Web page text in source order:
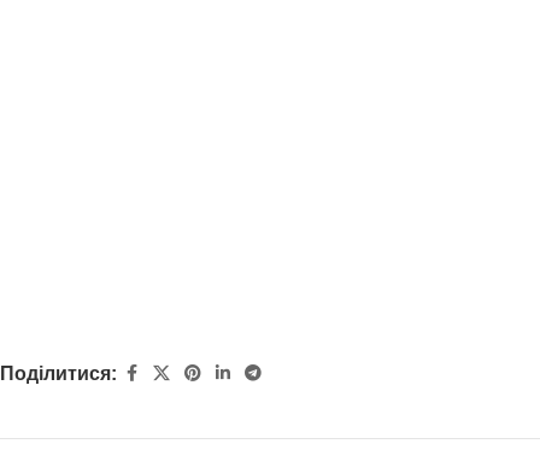
Поділитися: